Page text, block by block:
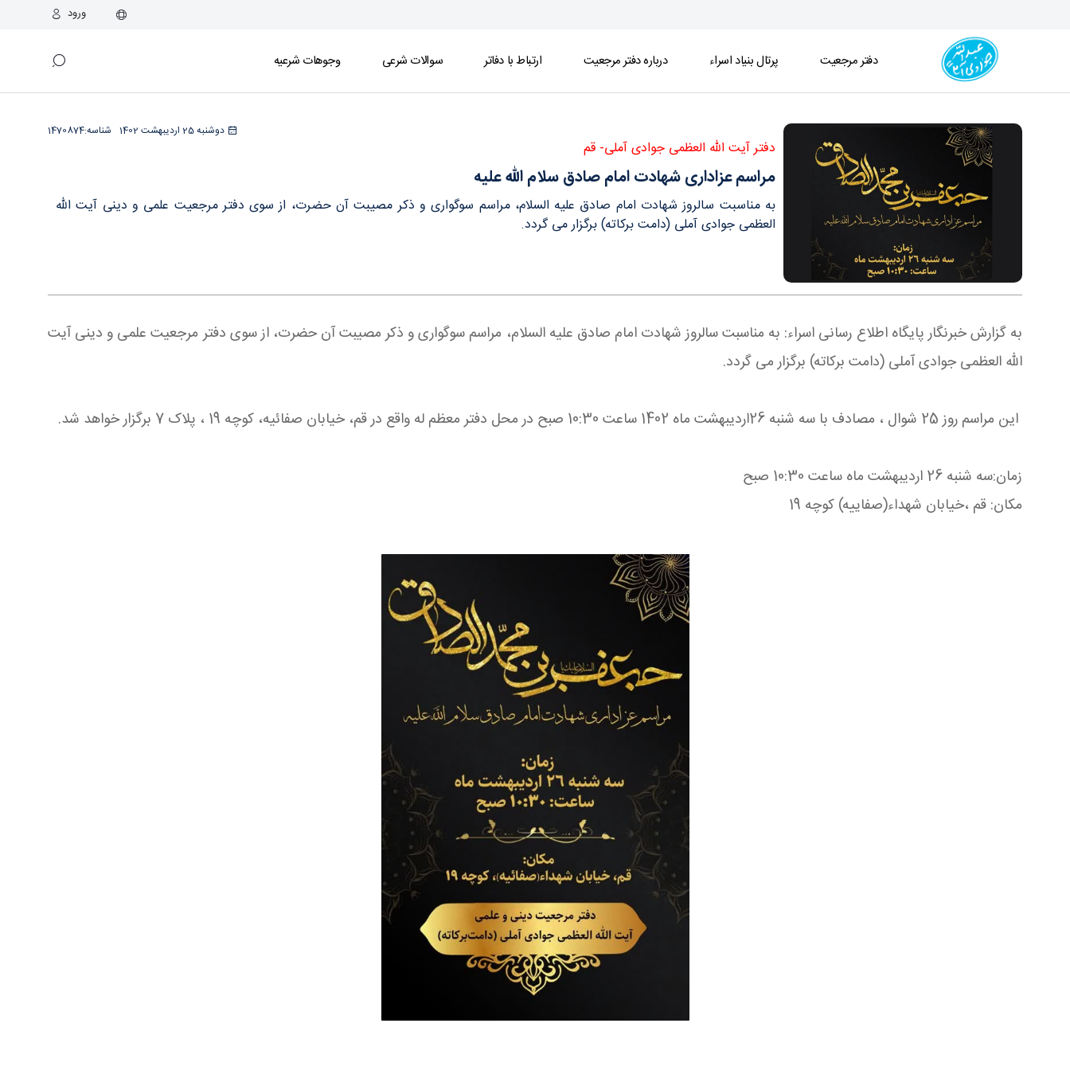
ورود
دفتر مرجعیت پرتال بنیاد اسراء درباره دفتر مرجعیت ارتباط با دفاتر سوالات شرعی وجوهات شرعیه
دوشنبه 25 اردیبهشت 1402 1470874شناسه:
دفتر آیت الله العظمی جوادی آملی- قم
مراسم عزاداری شهادت امام صادق سلام الله علیه
به مناسبت سالروز شهادت امام صادق علیه السلام، مراسم سوگواری و ذکر مصیبت آن حضرت، از سوی دفتر مرجعیت علمی و دینی آیت الله
العظمی جوادی آملی (دامت برکاته) برگزار می گردد.
به گزارش خبرنگار پایگاه اطلاع رسانی اسراء: به مناسبت سالروز شهادت امام صادق علیه السلام، مراسم سوگواری و ذکر مصیبت آن حضرت، از سوی دفتر مرجعیت علمی و دینی آیت
الله العظمی جوادی آملی (دامت برکاته) برگزار می گردد.
این مراسم روز 25 شوال ، مصادف با سه شنبه 26اردیبهشت ماه 1402 ساعت 10:30 صبح در محل دفتر معظم له واقع در قم، خیابان صفائیه، کوچه 19 ، پلاک 7 برگزار خواهد شد.
زمان:سه شنبه 26 اردیبهشت ماه ساعت 10:30 صبح
مکان: قم ،خیابان شهداء(صفاییه) کوچه 19